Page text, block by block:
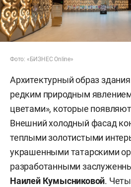
Фото: «БИЗНЕС Online»
Архитектурный образ
редким природным
цветами», которые
Внешний холодный фасад
теплыми золотистыми
украшенными татарскими
разработанными
Наилей Кумысниковой.